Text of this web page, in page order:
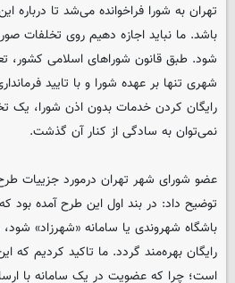
تهران به شورا فراخوانده می‌شد تا درباره
باشد. ما نباید اجازه دهیم روی تخلفات
شود. طبق قانون شوراهای اسلامی کشور،
شهری تنها بر عهده شورا و با تایید
رایگان کردن خدمات بدون اذن شورا، یک
نمی‌توان به سادگی از کنار آن گذشت.
عضو شورای شهر تهران درمورد جزییات
توضیح داد: در بند اول این طرح آمده
باشگاه شهروندی یا سامانه «شهرزاد»
رایگان بهره‌مند گردد. ما تاکید کردیم که
است؛ چرا که عضویت در یک سامانه با